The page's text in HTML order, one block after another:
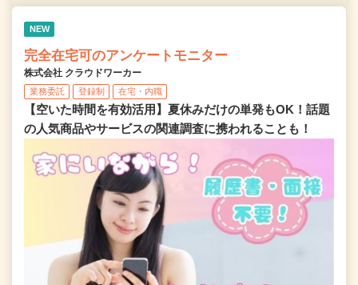
NEW
完全在宅可のアンケートモニター
株式会社 クラウドワーカー
業務委託 登録制 在宅・内職
【空いた時間を有効活用】夏休みだけの単発もOK！話題
の人気商品やサービスの関連調査に携われることも！